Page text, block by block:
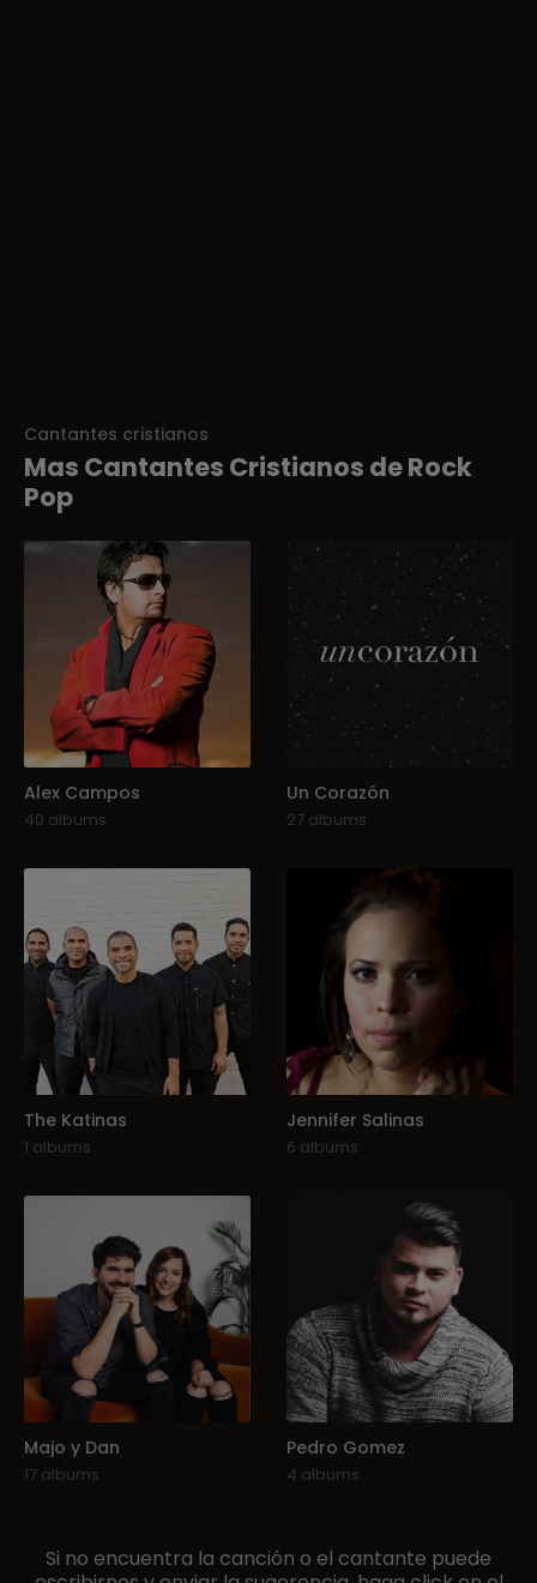
Cantantes cristianos
Mas Cantantes Cristianos de Rock
Pop
Alex Campos
40 albums
Un Corazón
27 albums
The Katinas
1 albums
Jennifer Salinas
6 albums
Majo y Dan
17 albums
Pedro Gomez
4 albums
Si no encuentra la canción o el cantante puede